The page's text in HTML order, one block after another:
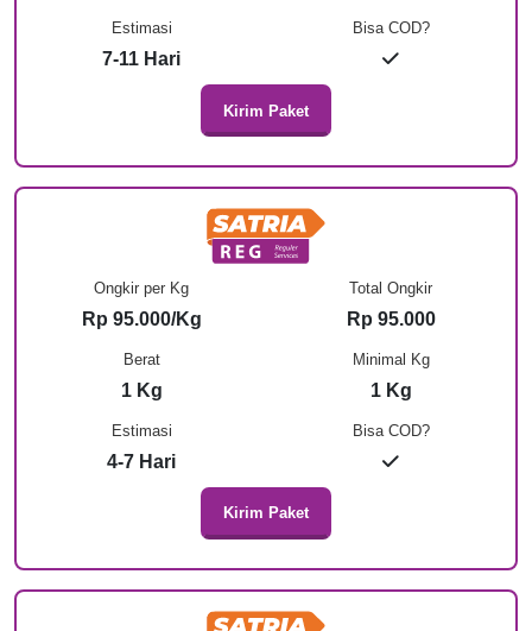
Bisa COD?
Estimasi
7-11 Hari
Kirim Paket
Bisa COD?
Ongkir per Kg
Rp 95.000/Kg
Total Ongkir
Rp 95.000
Berat
1 Kg
Minimal Kg
1 Kg
Estimasi
4-7 Hari
Kirim Paket